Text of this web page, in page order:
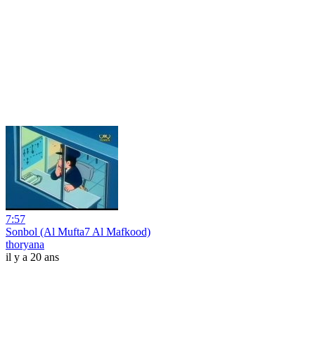
7:57
Sonbol (Al Mufta7 Al Mafkood)
thoryana
il y a 20 ans